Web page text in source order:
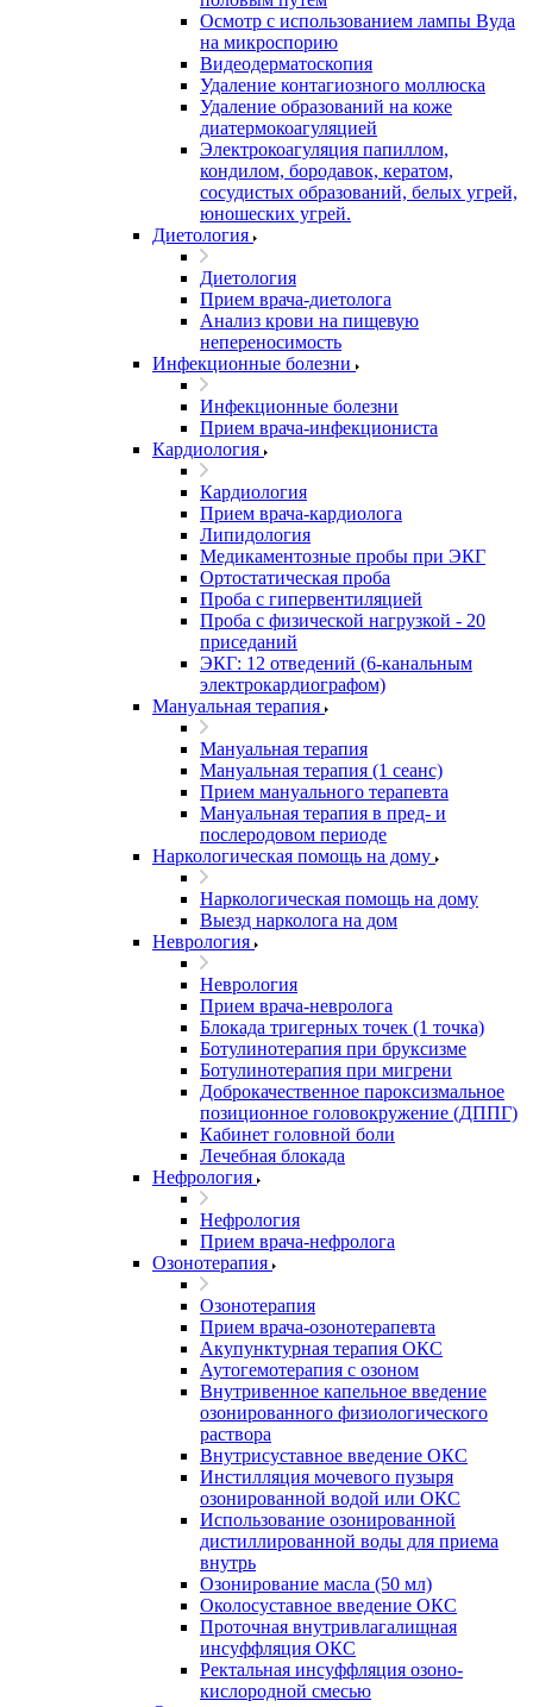
Осмотр с использованием лампы Вуда
на микроспорию
Видеодерматоскопия
Удаление контагиозного моллюска
Удаление образований на коже
диатермокоагуляцией
Электрокоагуляция папиллом,
кондилом, бородавок, кератом,
сосудистых образований, белых угрей,
юношеских угрей.
Диетология
Диетология
Прием врача-диетолога
Анализ крови на пищевую
непереносимость
Инфекционные болезни
Инфекционные болезни
Прием врача-инфекциониста
Кардиология
Кардиология
Прием врача-кардиолога
Липидология
Медикаментозные пробы при ЭКГ
Ортостатическая проба
Проба с гипервентиляцией
Проба с физической нагрузкой - 20
приседаний
ЭКГ: 12 отведений (6-канальным
электрокардиографом)
Мануальная терапия
Мануальная терапия
Мануальная терапия (1 сеанс)
Прием мануального терапевта
Мануальная терапия в пред- и
послеродовом периоде
Наркологическая помощь на дому
Наркологическая помощь на дому
Выезд нарколога на дом
Неврология
Неврология
Прием врача-невролога
Блокада тригерных точек (1 точка)
Ботулинотерапия при бруксизме
Ботулинотерапия при мигрени
Доброкачественное пароксизмальное
позиционное головокружение (ДППГ)
Кабинет головной боли
Лечебная блокада
Нефрология
Нефрология
Прием врача-нефролога
Озонотерапия
Озонотерапия
Прием врача-озонотерапевта
Акупунктурная терапия ОКС
Аутогемотерапия с озоном
Внутривенное капельное введение
озонированного физиологического
раствора
Внутрисуставное введение ОКС
Инстилляция мочевого пузыря
озонированной водой или ОКС
Использование озонированной
дистиллированной воды для приема
внутрь
Озонирование масла (50 мл)
Околосуставное введение ОКС
Проточная внутривлагалищная
инсуффляция ОКС
Ректальная инсуффляция озоно-
кислородной смесью